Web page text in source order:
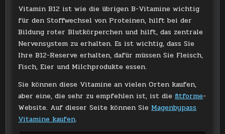
Vitamin B12 ist wie die übrigen B-Vitamine wichtig
für den Stoffwechsel von Proteinen, hilft bei der
Bildung roter Blutkörperchen und hilft, das zentrale
Nervensystem zu erhalten. Es ist wichtig, dass Sie
Ihre B12-Reserve erhalten, dafür müssen Sie Fleisch,
Fisch, Eier und Milchprodukte essen.
Sie können diese Vitamine an vielen Orten kaufen,
aber eine, die sehr zu empfehlen ist, ist diefitforme-
Website. Auf dieser Seite können Sie Magenbypass
Vitamine kaufen.